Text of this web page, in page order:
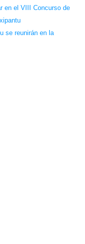
en el VIII Concurso de
se reunirán en la